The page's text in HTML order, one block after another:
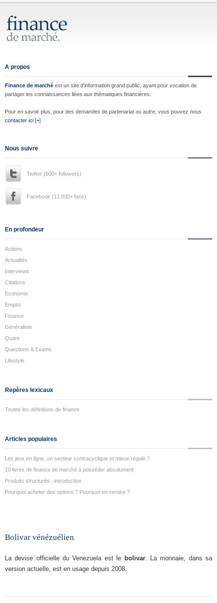
A propos
Finance de marché est un site d'information grand public, ayant pour vocation de
partager les connaissances liées aux thématiques financières.
Pour en savoir plus, pour des demandes de partenariat ou autre, vous pouvez nous
contacter ici [+]
Nous suivre
Twitter (500+ followers)
Facebook (12.000+ fans)
En profondeur
Actions
Actualités
Interviews
Citations
Economie
Emploi
Finance
Généraliste
Quant
Questions & Exams
Lifestyle
Repères lexicaux
Toutes les définitions de finance
Articles populaires
Les jeux en ligne, un secteur contracyclique et mieux régulé ?
10 livres de finance de marché à posséder absolument
Produits structurés : introduction
Pourquoi acheter des options ? Pourquoi en vendre ?
Bolivar vénézuélien
La devise officielle du Venezuela est le bolivar. La monnaie, dans sa
version actuelle, est en usage depuis 2008.